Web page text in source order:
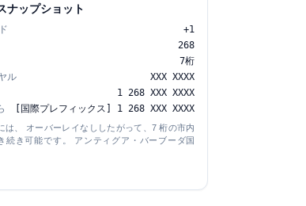
ナップショット
+1
268
7桁
ル
XXX XXXX
1 268 XXX XXXX
[国際プレフィックス] 1 268 XXX XXXX
は、 オーバーレイなし したがって、7 桁の市内
続き可能です。 アンティグア・バーブーダ国